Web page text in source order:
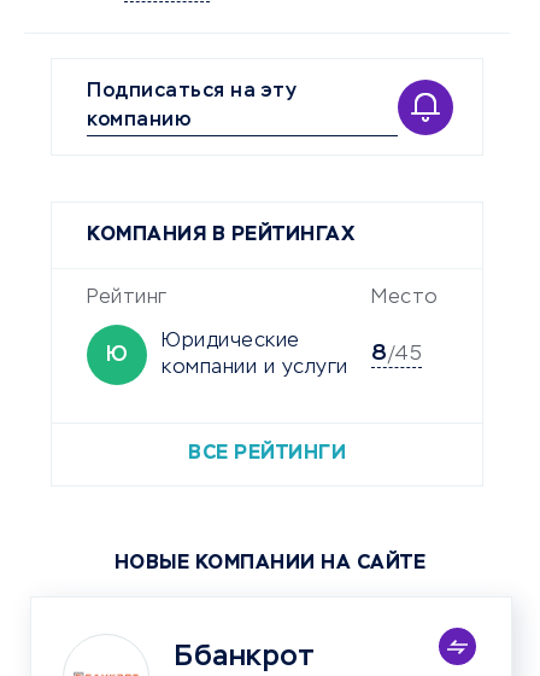
Подписаться на эту
компанию
КОМПАНИЯ В РЕЙТИНГАХ
Рейтинг Место
Ю
Юридические
компании и услуги
8/45
ВСЕ РЕЙТИНГИ
НОВЫЕ КОМПАНИИ НА САЙТЕ
Ббанкрот